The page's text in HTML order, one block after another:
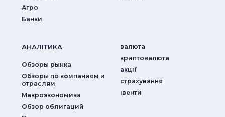
Агро
Банки
АНАЛIТИКА
Обзоры рынка
Обзоры по компаниям и
отраслям
Макроэкономика
Обзор облигаций
валюта
криптовалюта
акції
страхування
iвенти